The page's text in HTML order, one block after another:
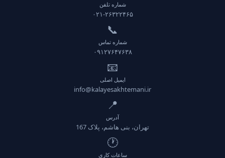
شماره تلفن
۰۲۱-۲۶۳۲۲۴۶۵
📞
شماره تماس
۰۹۱۲۷۶۴۷۶۳۸
📧
ایمیل اصلی
info@kalayesakhtemani.ir
📍
آدرس
تهران، بنی هاشم، پلاک 167
🕐
ساعات کاری